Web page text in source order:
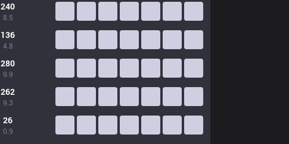
240
8.5
136
4.8
280
9.9
262
9.3
26
0.9